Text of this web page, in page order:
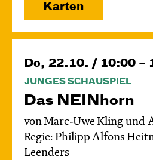
Karten
Do, 22.10. / 10:00 –
JUNGES SCHAUSPIEL
Das NEIN­horn
von Marc-Uwe Kling und
Regie: Philipp Alfons
Leenders